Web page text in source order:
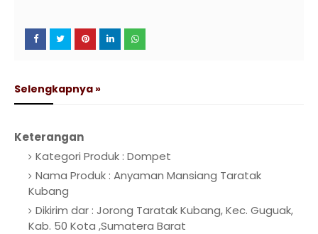
Selengkapnya »
Keterangan
Kategori Produk : Dompet
Nama Produk : Anyaman Mansiang Taratak
Kubang
Dikirim dar : Jorong Taratak Kubang, Kec. Guguak,
Kab. 50 Kota ,Sumatera Barat